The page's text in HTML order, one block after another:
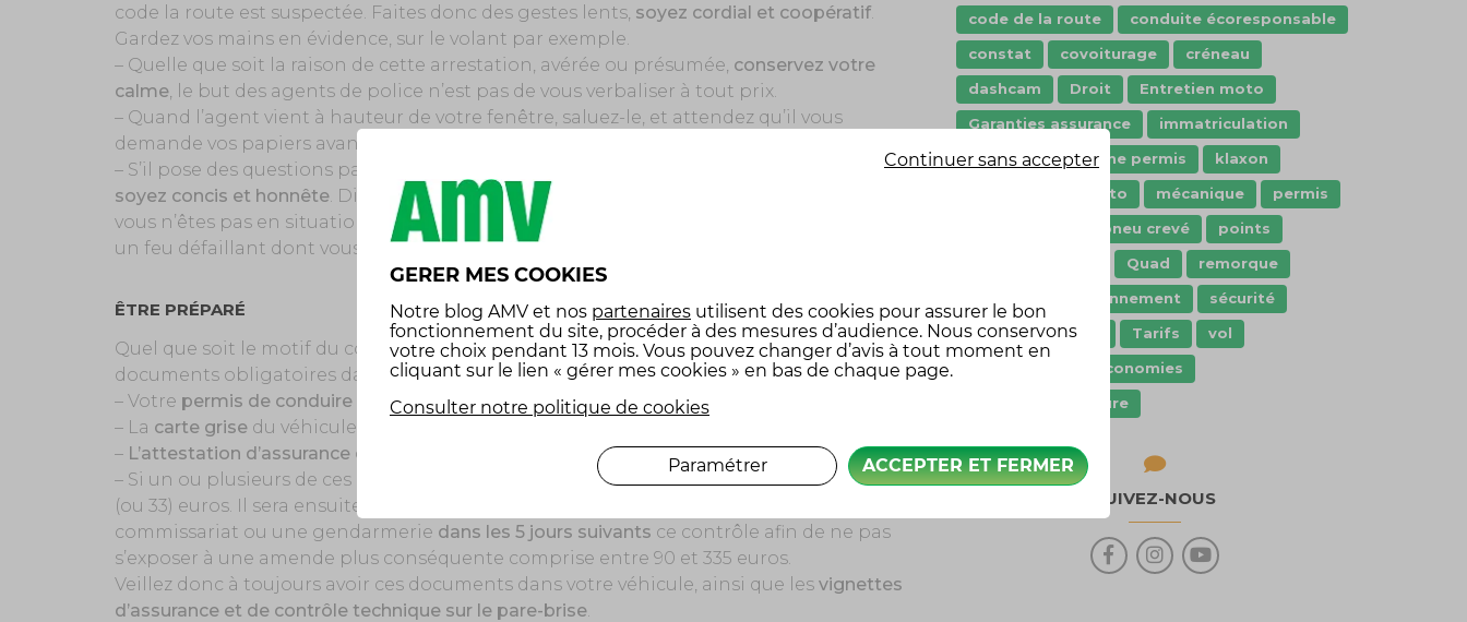
code la route est suspectée. Faites donc des gestes lents, soyez cordial et coopératif.
Gardez vos mains en évidence, sur le volant par exemple.
– Quelle que soit la raison de cette arrestation, avérée ou présumée, conservez votre
calme, le but des agents de police n’est pas de vous verbaliser à tout prix.
– Quand l’agent vient à hauteur de votre fenêtre, saluez-le, et attendez qu’il vous
demande vos papiers avant de les lui donner.
– S’il pose des questions par rapport à votre état, ou la vitesse à laquelle vous rouliez,
soyez concis et honnête. Dissimuler la vérité ne fait souvent qu’aggraver la situation si
vous n’êtes pas en situation de bon droit. Peut-être êtes vous simplement arrêté pour
un feu défaillant dont vous n’avez pas connaissance, ou même pour « simple contrôle ».
ÊTRE PRÉPARÉ
Quel que soit le motif du contrôle, le policier vous demandera toujours de présenter les
documents obligatoires dans une voiture, à savoir :
– Votre permis de conduire
– La carte grisedu véhicule
– L’attestation d’assurancedu véhicule
– Si un ou plusieurs de ces papiers se trouvent manquants, l’amende encourue est de 11
(ou 33) euros. Il sera ensuite nécessaire de présenter le document manquant dans un
commissariat ou une gendarmerie dans les 5 jours suivants ce contrôle afin de ne pas
s’exposer à une amende plus conséquente comprise entre 90 et 335 euros.
Veillez donc à toujours avoir ces documents dans votre véhicule, ainsi que les vignettes
d’assurance et de contrôle technique sur le pare-brise.
code de la route
conduite écoresponsable
constat
covoiturage
créneau
dashcam
Droit
Entretien moto
Garanties assurance
immatriculation
Innovation
jeune permis
klaxon
Moto mécanique
permis
pneu crevé
points
Quad
remorque
stationnement
sécurité
sécurité routière
Tarifs
vol
économies
équipement voiture
SUIVEZ-NOUS
GERER MES COOKIES
Notre blog AMV et nos partenaires utilisent des cookies pour assurer le bon
fonctionnement du site, procéder à des mesures d’audience. Nous conservons
votre choix pendant 13 mois. Vous pouvez changer d’avis à tout moment en
cliquant sur le lien « gérer mes cookies » en bas de chaque page.
Consulter notre politique de cookies
Continuer sans accepter
ACCEPTER ET FERMER
Paramétrer